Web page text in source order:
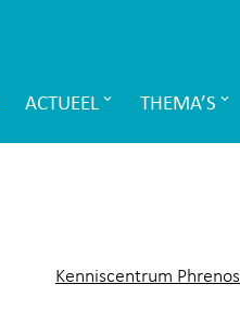
ACTUEEL THEMA’S
Kenniscentrum Phrenos